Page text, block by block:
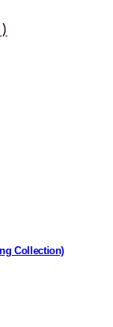
Collection)